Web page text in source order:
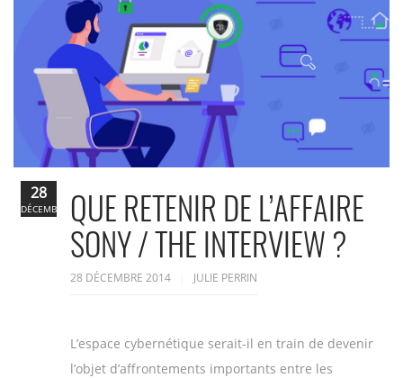
QUE RETENIR DE L’AFFAIRE
SONY / THE INTERVIEW ?
28 DÉCEMBRE 2014 JULIE PERRIN
L’espace cybernétique serait-il en train de devenir
l’objet d’affrontements importants entre les
28
DÉCEMBRE